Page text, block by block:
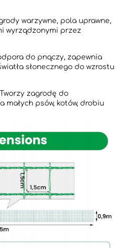
warzywne, pola uprawne,
wyrządzonymi przez
do pnączy, zapewnia
słonecznego do wzrostu
zagrodę do
psów, kotów, drobiu